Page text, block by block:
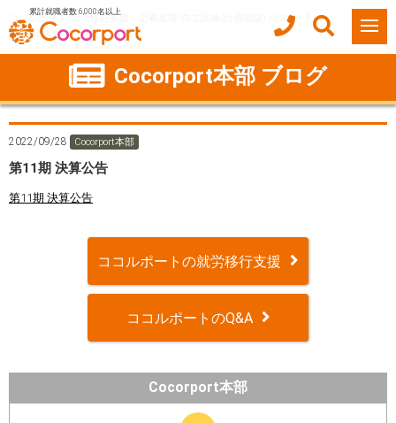
累計就職者数 6,000名以上
ココルポート(就労移行支援・定着支援/自立訓練/計画相談) HOME
第11期 決算公告
Cocorport本部 ブログ
2022/09/28 Cocorport本部
第11期 決算公告
第11期 決算公告
ココルポートの就労移行支援
ココルポートのQ&A
Cocorport本部